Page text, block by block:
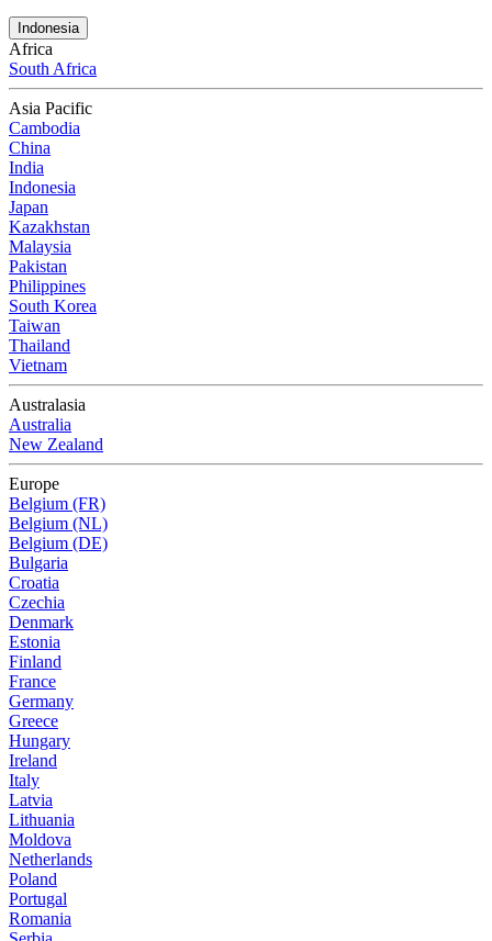
Indonesia
Africa
South Africa
Asia Pacific
Cambodia
China
India
Indonesia
Japan
Kazakhstan
Malaysia
Pakistan
Philippines
South Korea
Taiwan
Thailand
Vietnam
Australasia
Australia
New Zealand
Europe
Belgium (FR)
Belgium (NL)
Belgium (DE)
Bulgaria
Croatia
Czechia
Denmark
Estonia
Finland
France
Germany
Greece
Hungary
Ireland
Italy
Latvia
Lithuania
Moldova
Netherlands
Poland
Portugal
Romania